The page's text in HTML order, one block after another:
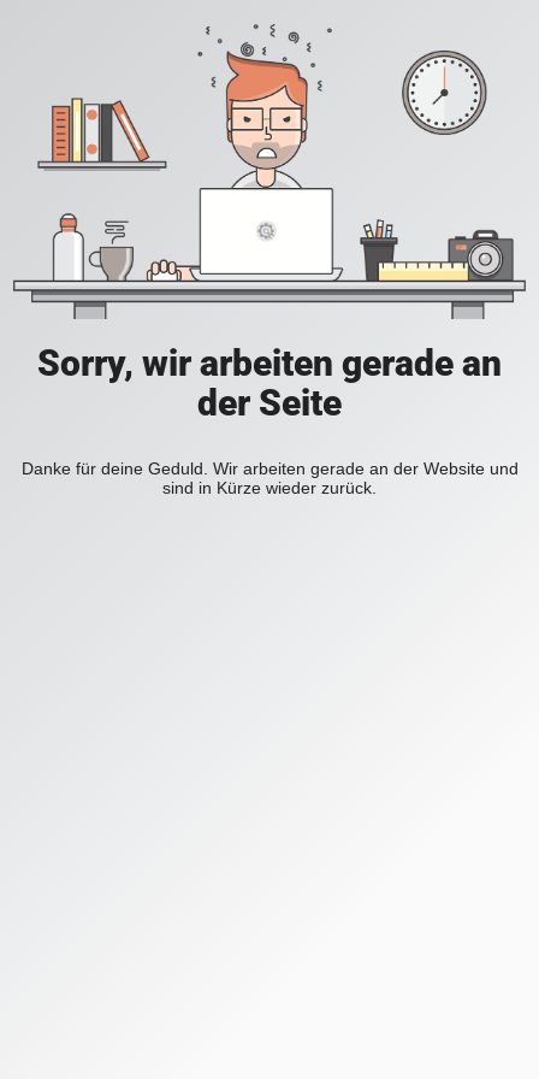
Sorry, wir arbeiten gerade an
der Seite
Danke für deine Geduld. Wir arbeiten gerade an der Website und
sind in Kürze wieder zurück.